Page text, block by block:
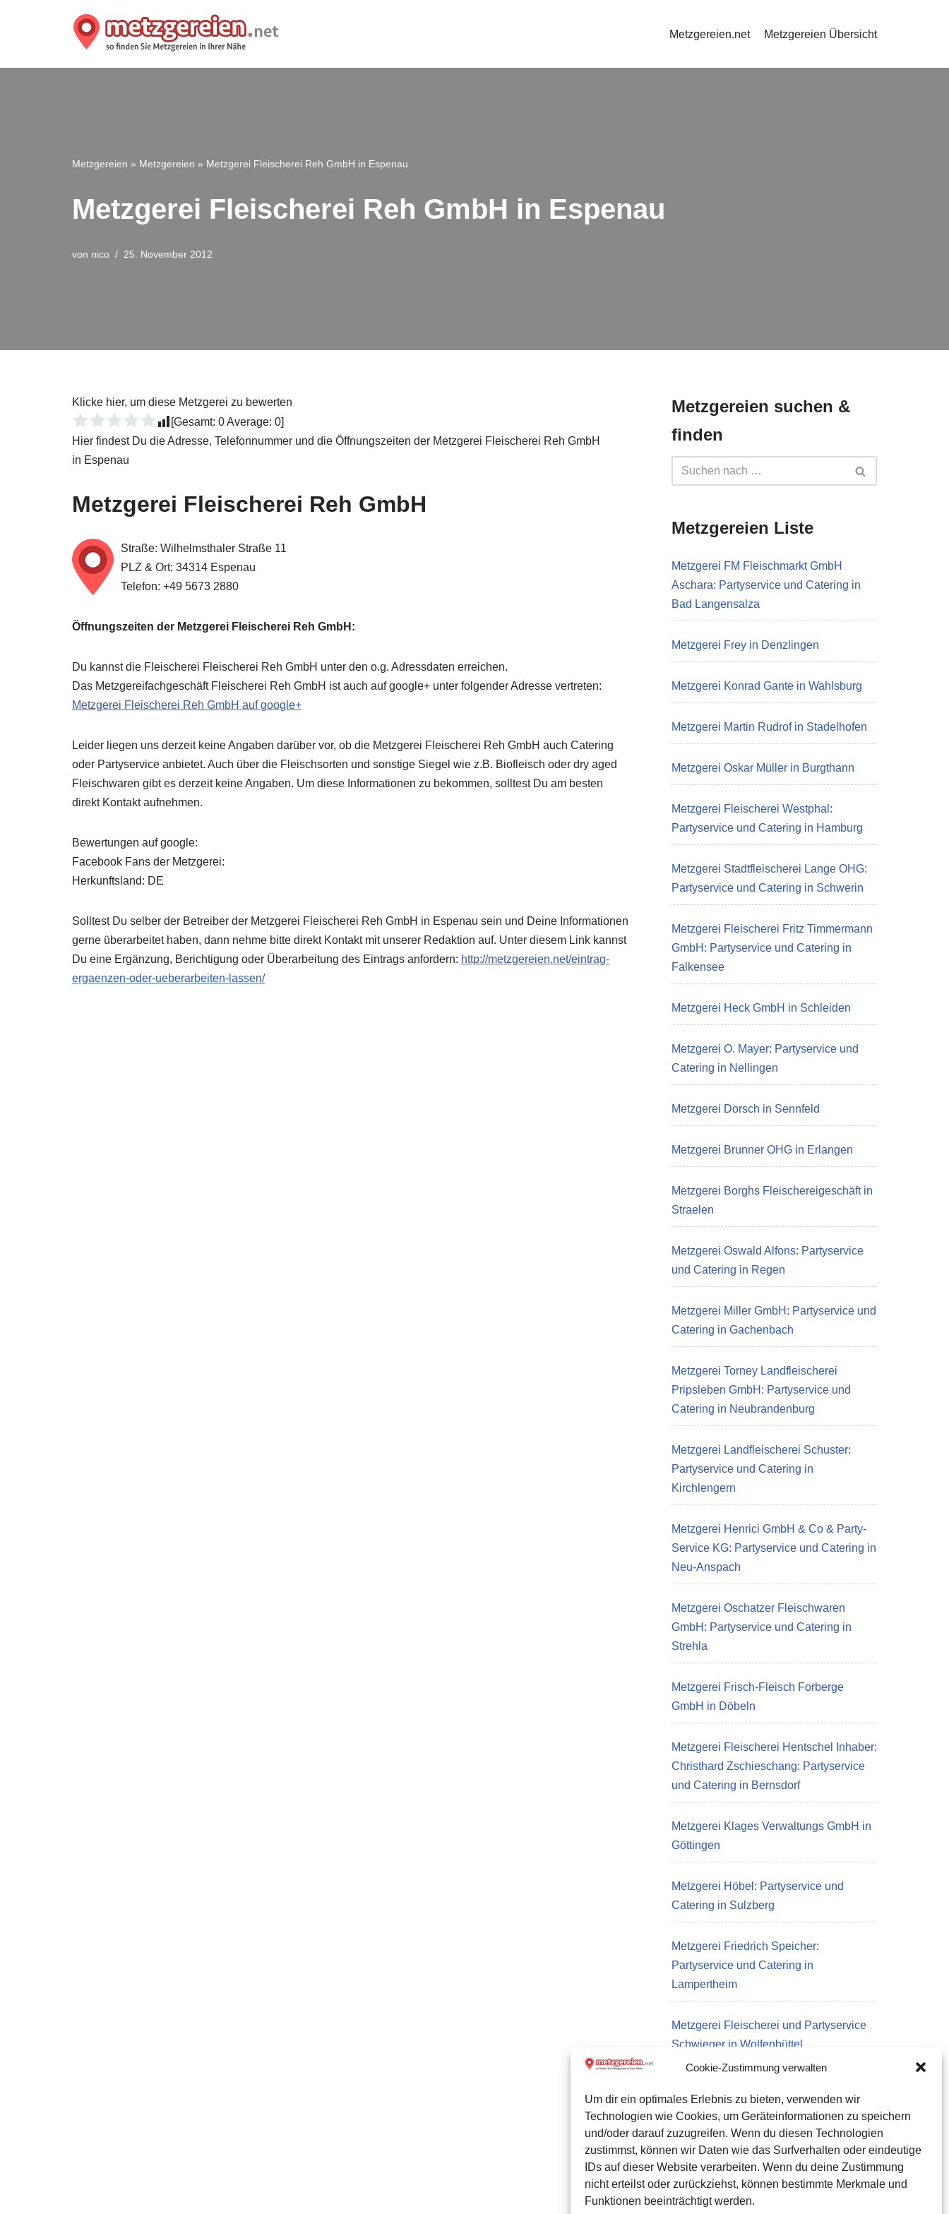
Cookie-Zustimmung verwalten
Um dir ein optimales Erlebnis zu bieten, verwenden wir
Technologien wie Cookies, um Geräteinformationen zu speichern
und/oder darauf zuzugreifen. Wenn du diesen Technologien
zustimmst, können wir Daten wie das Surfverhalten oder eindeutige
IDs auf dieser Website verarbeiten. Wenn du deine Zustimmung
nicht erteilst oder zurückziehst, können bestimmte Merkmale und
Funktionen beeinträchtigt werden.
Metzgereien.net Metzgereien Übersicht
Metzgereien » Metzgereien » Metzgerei Fleischerei Reh GmbH in Espenau
Metzgerei Fleischerei Reh GmbH in Espenau
von nico 25. November 2012
Klicke hier, um diese Metzgerei zu bewerten
[Gesamt: 0Average: 0]
Hier findest Du die Adresse, Telefonnummer und die Öffnungszeiten der Metzgerei Fleischerei Reh GmbH
in Espenau
Metzgerei Fleischerei Reh GmbH
Straße: Wilhelmsthaler Straße 11
PLZ & Ort: 34314 Espenau
Telefon: +49 5673 2880
Öffnungszeiten der Metzgerei Fleischerei Reh GmbH:
Du kannst die Fleischerei Fleischerei Reh GmbH unter den o.g. Adressdaten erreichen.
Das Metzgereifachgeschäft Fleischerei Reh GmbH ist auch auf google+ unter folgender Adresse vertreten:
Metzgerei Fleischerei Reh GmbH auf google+
Leider liegen uns derzeit keine Angaben darüber vor, ob die Metzgerei Fleischerei Reh GmbH auch Catering
oder Partyservice anbietet. Auch über die Fleischsorten und sonstige Siegel wie z.B. Biofleisch oder dry aged
Fleischwaren gibt es derzeit keine Angaben. Um diese Informationen zu bekommen, solltest Du am besten
direkt Kontakt aufnehmen.
Bewertungen auf google:
Facebook Fans der Metzgerei:
Herkunftsland: DE
Solltest Du selber der Betreiber der Metzgerei Fleischerei Reh GmbH in Espenau sein und Deine Informationen
gerne überarbeitet haben, dann nehme bitte direkt Kontakt mit unserer Redaktion auf. Unter diesem Link kannst
Du eine Ergänzung, Berichtigung oder Überarbeitung des Eintrags anfordern: http://metzgereien.net/eintrag-
ergaenzen-oder-ueberarbeiten-lassen/
Metzgereien suchen &
finden
Metzgereien Liste
Metzgerei FM Fleischmarkt GmbH
Aschara: Partyservice und Catering in
Bad Langensalza
Metzgerei Frey in Denzlingen
Metzgerei Konrad Gante in Wahlsburg
Metzgerei Martin Rudrof in Stadelhofen
Metzgerei Oskar Müller in Burgthann
Metzgerei Fleischerei Westphal:
Partyservice und Catering in Hamburg
Metzgerei Stadtfleischerei Lange OHG:
Partyservice und Catering in Schwerin
Metzgerei Fleischerei Fritz Timmermann
GmbH: Partyservice und Catering in
Falkensee
Metzgerei Heck GmbH in Schleiden
Metzgerei O. Mayer: Partyservice und
Catering in Nellingen
Metzgerei Dorsch in Sennfeld
Metzgerei Brunner OHG in Erlangen
Metzgerei Borghs Fleischereigeschäft in
Straelen
Metzgerei Oswald Alfons: Partyservice
und Catering in Regen
Metzgerei Miller GmbH: Partyservice und
Catering in Gachenbach
Metzgerei Torney Landfleischerei
Pripsleben GmbH: Partyservice und
Catering in Neubrandenburg
Metzgerei Landfleischerei Schuster:
Partyservice und Catering in
Kirchlengern
Metzgerei Henrici GmbH & Co & Party-
Service KG: Partyservice und Catering in
Neu-Anspach
Metzgerei Oschatzer Fleischwaren
GmbH: Partyservice und Catering in
Strehla
Metzgerei Frisch-Fleisch Forberge
GmbH in Döbeln
Metzgerei Fleischerei Hentschel Inhaber:
Christhard Zschieschang: Partyservice
und Catering in Bernsdorf
Metzgerei Klages Verwaltungs GmbH in
Göttingen
Metzgerei Höbel: Partyservice und
Catering in Sulzberg
Metzgerei Friedrich Speicher:
Partyservice und Catering in
Lampertheim
Metzgerei Fleischerei und Partyservice
Schwieger in Wolfenbüttel
Datenschutz
Kontakt zu uns
Impressum
Cookie-Richtlinie (EU)